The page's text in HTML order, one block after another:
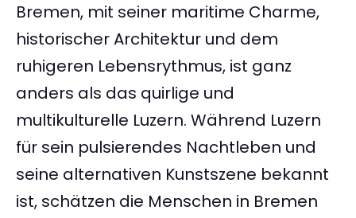
Bremen, mit seiner maritime Charme,
historischer Architektur und dem
ruhigeren Lebensrythmus, ist ganz
anders als das quirlige und
multikulturelle Luzern. Während Luzern
für sein pulsierendes Nachtleben und
seine alternativen Kunstszene bekannt
ist, schätzen die Menschen in Bremen